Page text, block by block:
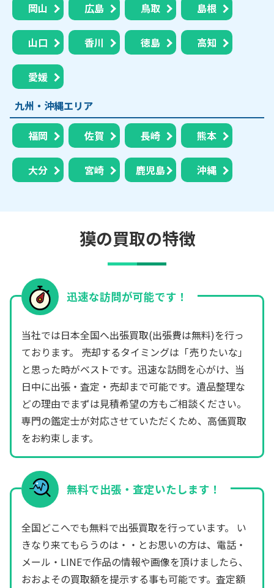
岡山 広島 鳥取 島根
山口 香川 徳島 高知
愛媛
九州・沖縄エリア
福岡 佐賀 長崎 熊本
大分 宮崎 鹿児島 沖縄
獏の買取の特徴
迅速な訪問が可能です！
当社では日本全国へ出張買取(出張費は無料)を行っ
ております。 売却するタイミングは「売りたいな」
と思った時がベストです。迅速な訪問を心がけ、当
日中に出張・査定・売却まで可能です。遺品整理な
どの理由でまずは見積希望の方もご相談ください。
専門の鑑定士が対応させていただくため、高価買取
をお約束します。
無料で出張・査定いたします！
全国どこへでも無料で出張買取を行っています。 い
きなり来てもらうのは・・とお思いの方は、電話・
メール・LINEで作品の情報や画像を頂けましたら、
おおよその買取額を提示する事も可能です。査定額